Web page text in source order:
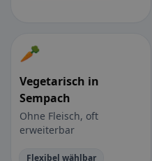
🥕
Vegetarisch in
Sempach
Ohne Fleisch, oft
erweiterbar
Flexibel wählbar